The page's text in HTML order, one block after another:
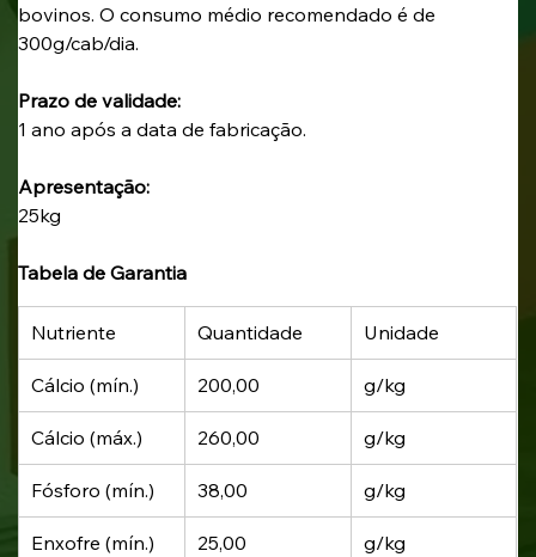
bovinos. O consumo médio recomendado é de
300g/cab/dia.
Prazo de validade:
1 ano após a data de fabricação.
Apresentação:
25kg
Tabela de Garantia
Nutriente Quantidade Unidade
Cálcio (mín.) 200,00 g/kg
Cálcio (máx.) 260,00 g/kg
Fósforo (mín.) 38,00 g/kg
Enxofre (mín.) 25,00 g/kg